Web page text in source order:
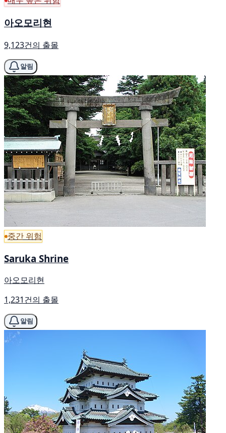
아오모리현
9,123건의 출몰
알림
중간 위험
Saruka Shrine
아오모리현
1,231건의 출몰
알림